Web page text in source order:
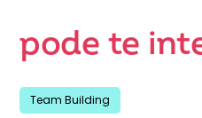
pode te
Team Building